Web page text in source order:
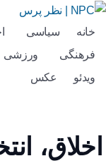
خانه سیاسی
فرهنگی
ورزشی
ویدئو
عکس
اخلاق،